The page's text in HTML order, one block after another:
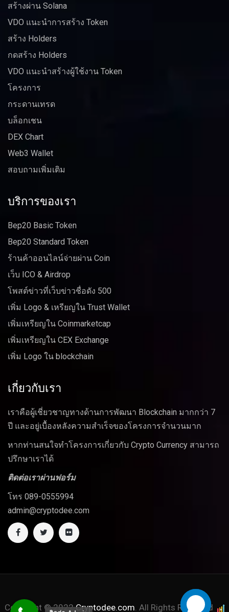
สร้างผ่าน Solana
VDO แนะนำการสร้าง Token
สร้าง Holders
กดสร้าง Holders
VDO แนะนำสร้างผู้ใช้งาน Token
โครงการ
กระดานเทรด
บล็อกเชน
DEX Chart
Web3 Wallet
สอบถามเพิ่มเติม
บริการของเรา
Bep20 Basic Token
Bep20 Standard Token
ร้านค้าออนไลน์จ่ายผ่าน Coin
เว็บ ICO & Airdrop
โพสต์ข่าวที่เว็บข่าวชื่อดัง 500
เพิ่ม Logo & เหรียญใน Trust Wallet
เพิ่มเหรียญใน Coinmarketcap
เพิ่มเหรียญใน CEX Exchange
เพิ่ม Logo ใน blockchain
เกี่ยวกับเรา
เราคือผู้เชี่ยวชาญทางด้านการพัฒนา Blockchain มากกว่า 7
ปี และอยู่เบื้องหลังความสำเร็จของโครงการจำนวนมาก
หากท่านสนใจทำโครงการเกี่ยวกับ Crypto Currency สามารถ
ปรึกษาเราได้
ติดต่อเราผ่านฟอร์ม
โทร 089-0555994
admin@cryptodee.com
Copyright © 2022Cryptodee.com . All Rights Reserved